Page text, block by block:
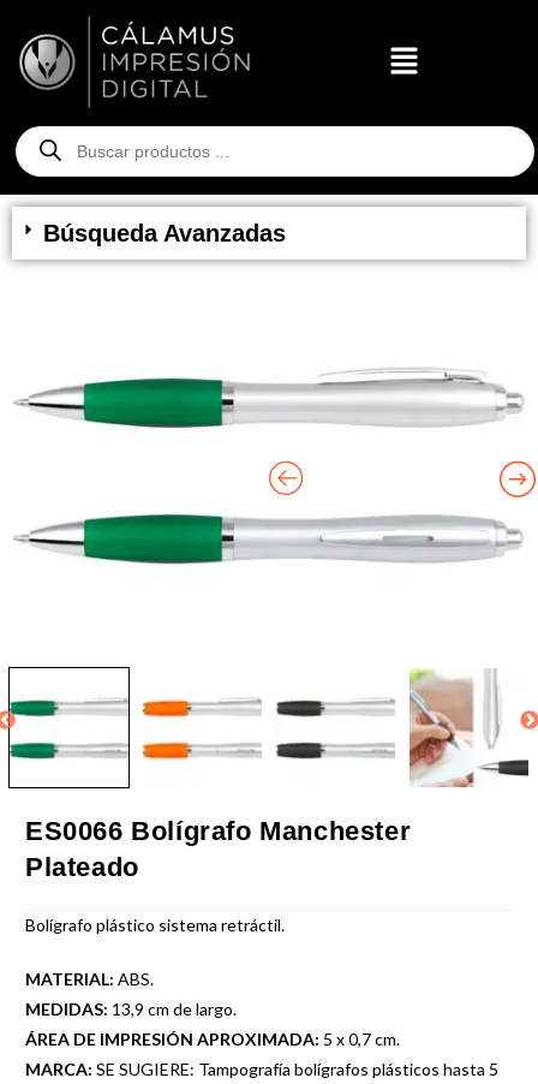
Búsqueda Avanzadas
ES0066 Bolígrafo Manchester
Plateado
Bolígrafo plástico sistema retráctil.
MATERIAL: ABS.
MEDIDAS: 13,9 cm de largo.
ÁREA DE IMPRESIÓN APROXIMADA: 5 x 0,7 cm.
MARCA: SE SUGIERE: Tampografía bolígrafos plásticos hasta 5